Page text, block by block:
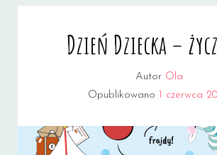
Dzień Dziecka –
Autor Ola
Opublikowano
1 czerwca